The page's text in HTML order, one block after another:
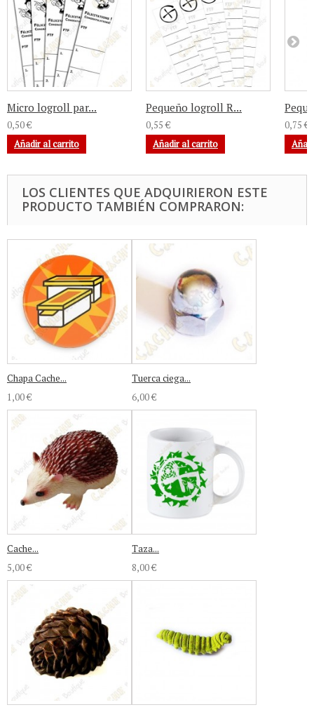
Micro logroll par...
0,50 €
Añadir al carrito
Pequeño logroll R...
0,55 €
Añadir al carrito
0,75 €
LOS CLIENTES QUE ADQUIRIERON ESTE
PRODUCTO TAMBIÉN COMPRARON:
Chapa Cache...
1,00 €
Tuerca ciega...
6,00 €
Cache...
5,00 €
Taza...
8,00 €